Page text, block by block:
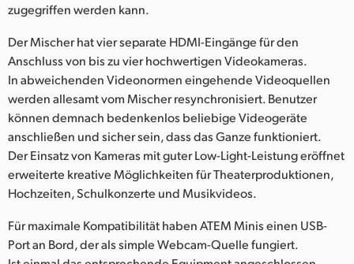
zugegriffen werden kann.
Der Mischer hat vier separate HDMI-Eingänge für den
Anschluss von bis zu vier hochwertigen Videokameras.
In abweichenden Videonormen eingehende Videoquellen
werden allesamt vom Mischer resynchronisiert. Benutzer
können demnach bedenkenlos beliebige Videogeräte
anschließen und sicher sein, dass das Ganze funktioniert.
Der Einsatz von Kameras mit guter Low-Light-Leistung eröffnet
erweiterte kreative Möglichkeiten für Theaterproduktionen,
Hochzeiten, Schulkonzerte und Musikvideos.
Für maximale Kompatibilität haben ATEM Minis einen USB-
Port an Bord, der als simple Webcam-Quelle fungiert.